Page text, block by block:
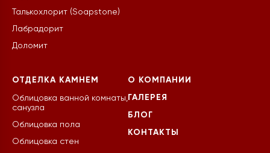
Талькохлорит (Soapstone)
Лабрадорит
Доломит
ОТДЕЛКА КАМНЕМ
Облицовка ванной комнаты,
санузла
Облицовка пола
Облицовка стен
О КОМПАНИИ
ГАЛЕРЕЯ
БЛОГ
КОНТАКТЫ